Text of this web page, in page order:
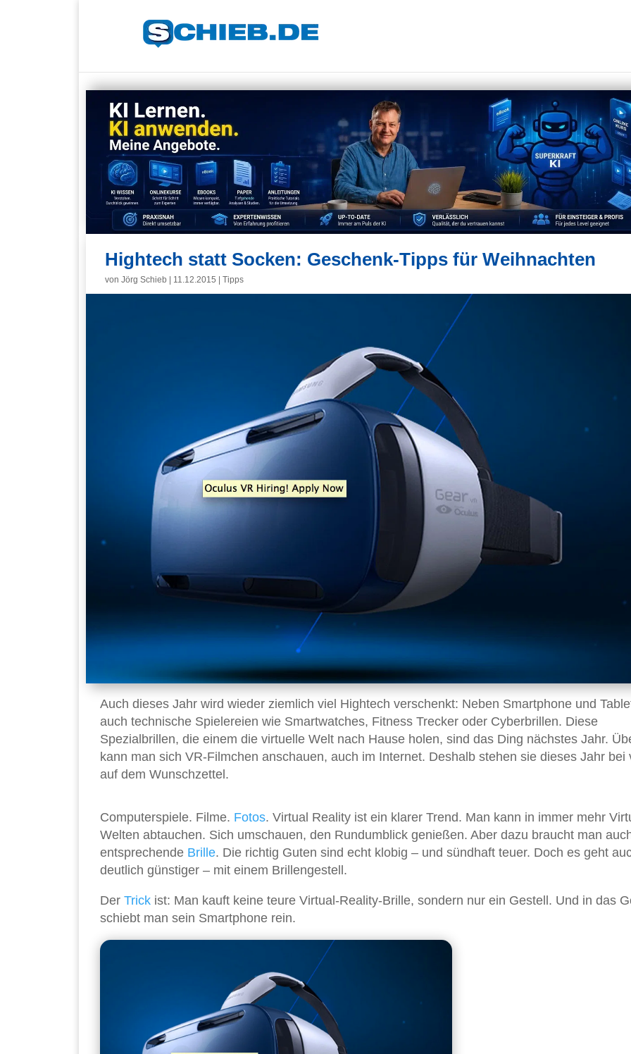
Hightech statt Socken: Geschenk-Tipps für Weihnachten
von Jörg Schieb 11.12.2015 Tipps
Auch dieses Jahr wird wieder ziemlich viel Hightech verschenkt: Neben Smartphone und
auch technische Spielereien wie Smartwatches, Fitness Trecker oder Cyberbrillen. Diese
Spezialbrillen, die einem die virtuelle Welt nach Hause holen, sind das Ding nächstes Jahr.
kann man sich VR-Filmchen anschauen, auch im Internet. Deshalb stehen sie dieses Jahr bei
auf dem Wunschzettel.
Computerspiele. Filme. Fotos. Virtual Reality ist ein klarer Trend. Man kann in immer mehr
Welten abtauchen. Sich umschauen, den Rundumblick genießen. Aber dazu braucht man
entsprechende Brille. Die richtig Guten sind echt klobig – und sündhaft teuer. Doch es geht
deutlich günstiger – mit einem Brillengestell.
Der Trick ist: Man kauft keine teure Virtual-Reality-Brille, sondern nur ein Gestell. Und in das
schiebt man sein Smartphone rein.